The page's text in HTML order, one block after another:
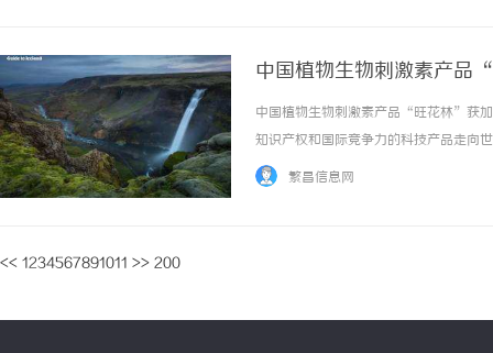
中国植物生物刺激素产品
中国植物生物刺激素产品“旺花林”获
知识产权和国际竞争力的科技产品走向
的姿态参与全球产业发展，为经济绿色
繁昌信息网
<< 1234567891011 >> 200